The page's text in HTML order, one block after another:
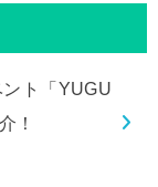
ント「YUGU
！